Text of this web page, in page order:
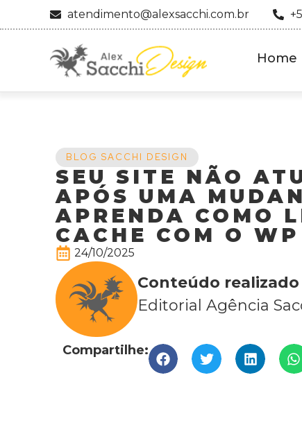
atendimento@alexsacchi.com.br
Home
BLOG SACCHI DESIGN
SEU SITE NÃO
APÓS UMA
APRENDA COMO
CACHE COM O
24/10/2025
Conteúdo
Editorial Agência
Compartilhe: